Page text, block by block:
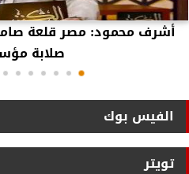
أشرف محمود: مصر قلعة
صلابة
الفيس بوك
تويتر